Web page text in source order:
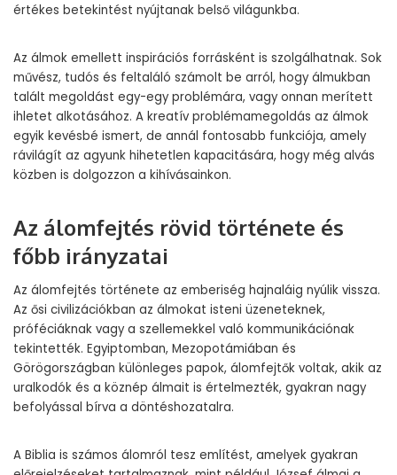
értékes betekintést nyújtanak belső világunkba.
Az álmok emellett inspirációs forrásként is szolgálhatnak. Sok
művész, tudós és feltaláló számolt be arról, hogy álmukban
talált megoldást egy-egy problémára, vagy onnan merített
ihletet alkotásához. A kreatív problémamegoldás az álmok
egyik kevésbé ismert, de annál fontosabb funkciója, amely
rávilágít az agyunk hihetetlen kapacitására, hogy még alvás
közben is dolgozzon a kihívásainkon.
Az álomfejtés rövid története és
főbb irányzatai
Az álomfejtés története az emberiség hajnaláig nyúlik vissza.
Az ősi civilizációkban az álmokat isteni üzeneteknek,
próféciáknak vagy a szellemekkel való kommunikációnak
tekintették. Egyiptomban, Mezopotámiában és
Görögországban különleges papok, álomfejtők voltak, akik az
uralkodók és a köznép álmait is értelmezték, gyakran nagy
befolyással bírva a döntéshozatalra.
A Biblia is számos álomról tesz említést, amelyek gyakran